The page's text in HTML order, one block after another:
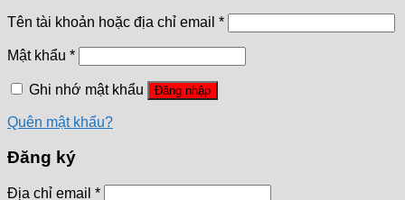
Tên tài khoản hoặc địa chỉ email *
Mật khẩu *
Ghi nhớ mật khẩu Đăng nhập
Quên mật khẩu?
Đăng ký
Địa chỉ email *